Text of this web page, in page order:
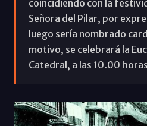
coincidiendo con la
Señora del Pilar, por
luego sería nombrado
motivo, se celebrará la
Catedral, a las 10.00